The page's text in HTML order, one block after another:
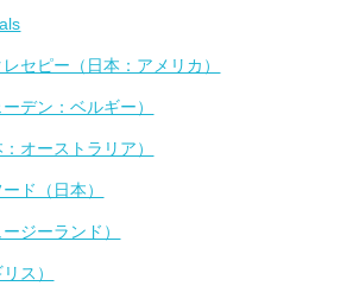
セピー（日本：アメリカ）
デン：ベルギー）
オーストラリア）
ド（日本）
ジーランド）
ス）